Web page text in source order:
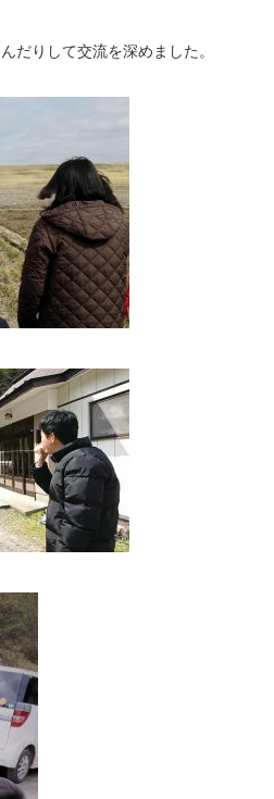
だりして交流を深めました。